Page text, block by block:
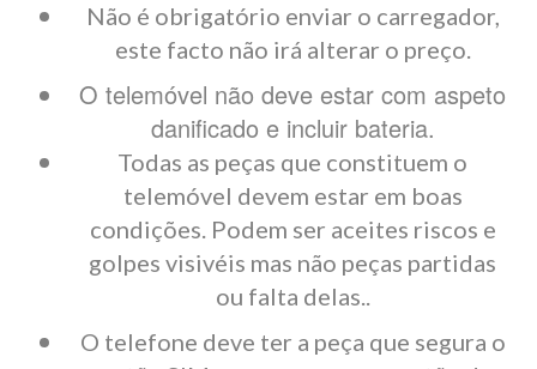
Não é obrigatório enviar o carregador,
este facto não irá alterar o preço.
O telemóvel não deve estar com aspeto
danificado e incluir bateria.
Todas as peças que constituem o
telemóvel devem estar em boas
condições. Podem ser aceites riscos e
golpes visivéis mas não peças partidas
ou falta delas..
O telefone deve ter a peça que segura o